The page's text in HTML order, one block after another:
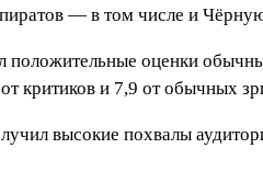
— в том числе и
оценки
критиков и 7,9 от обычных
высокие похвалы